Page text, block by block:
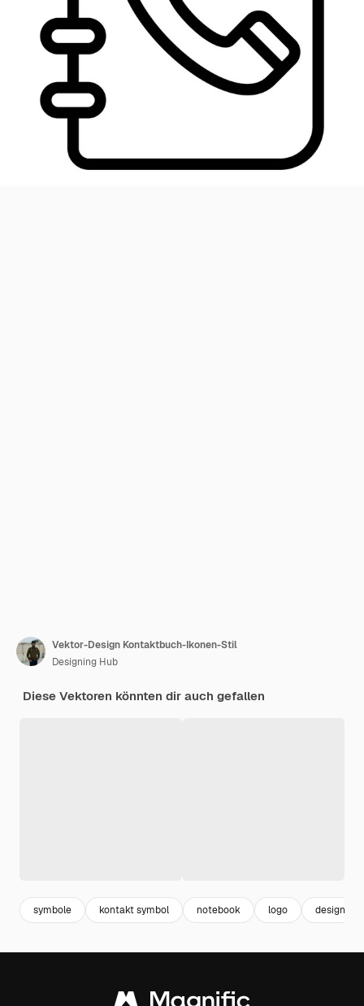
Vektor-Design Kontaktbuch-Ikonen-Stil
Designing Hub
Diese Vektoren könnten dir auch gefallen
symbole kontakt symbol notebook logo design